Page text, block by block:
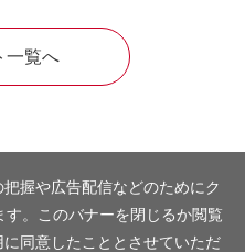
一覧へ
握や広告配信などのためにク
。このバナーを閉じるか閲覧
同意したこととさせていただ